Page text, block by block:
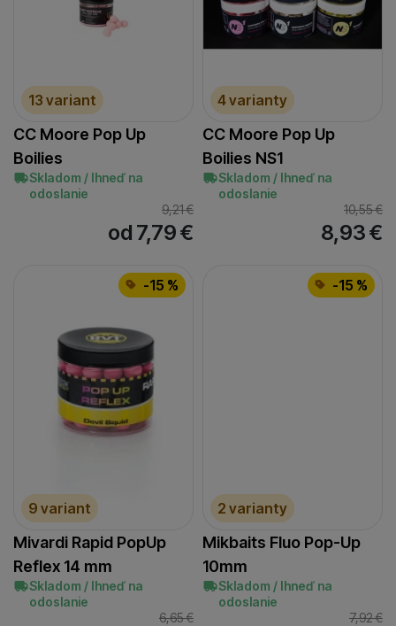
13 variant
CC Moore Pop Up
Boilies
Skladom / Ihneď na
odoslanie
9,21€
od 7,79€
4 varianty
CC Moore Pop Up
Boilies NS1
Skladom / Ihneď na
odoslanie
10,55€
8,93€
-15 %
9 variant
Mivardi Rapid PopUp
Reflex 14 mm
Skladom / Ihneď na
odoslanie
6,65€
-15 %
2 varianty
Mikbaits Fluo Pop-Up
10mm
Skladom / Ihneď na
odoslanie
7,92€